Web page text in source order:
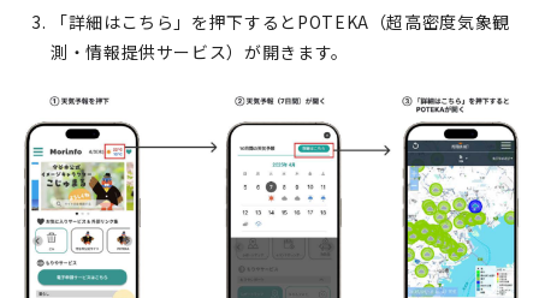
「詳細はこちら」を押下するとPOTEKA（超高密度気象観
測・情報提供サービス）が開きます。